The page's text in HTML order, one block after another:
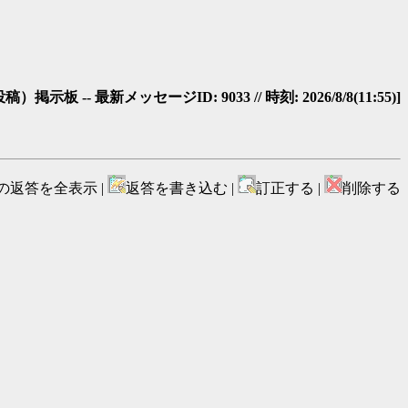
）掲示板 -- 最新メッセージID: 9033 // 時刻: 2026/8/8(11:55)]
返答を全表示 | 返答を書き込む | 訂正する | 削除する